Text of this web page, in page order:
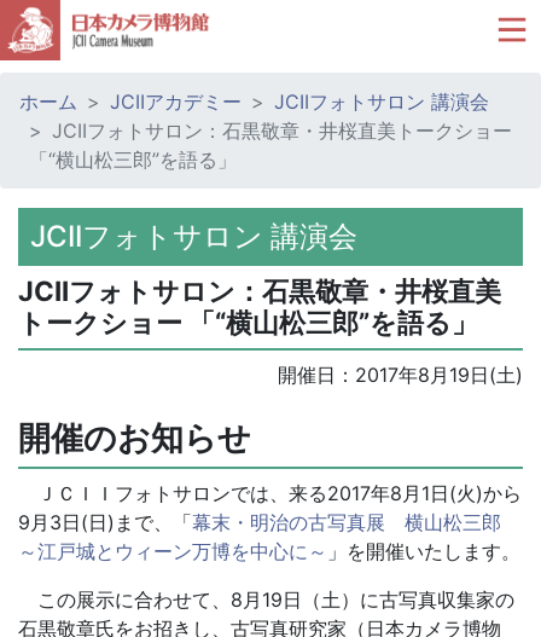
ホーム JCIIアカデミー
JCIIフォトサロン 講演会
JCIIフォトサロン：石黒敬章・井桜直美トークショー
「“横山松三郎”を語る」
JCIIフォトサロン 講演会
JCIIフォトサロン：石黒敬章・井桜直美
トークショー 「“横山松三郎”を語る」
開催日： 2017年8月19日(土)
開催のお知らせ
ＪＣＩＩフォトサロンでは、来る2017年8月1日(火)から
9月3日(日)まで、「幕末・明治の古写真展 横山松三郎
～江戸城とウィーン万博を中心に～ 」を開催いたします。
この展示に合わせて、8月19日（土）に古写真収集家の
石黒敬章氏をお招きし、古写真研究家（日本カメラ博物